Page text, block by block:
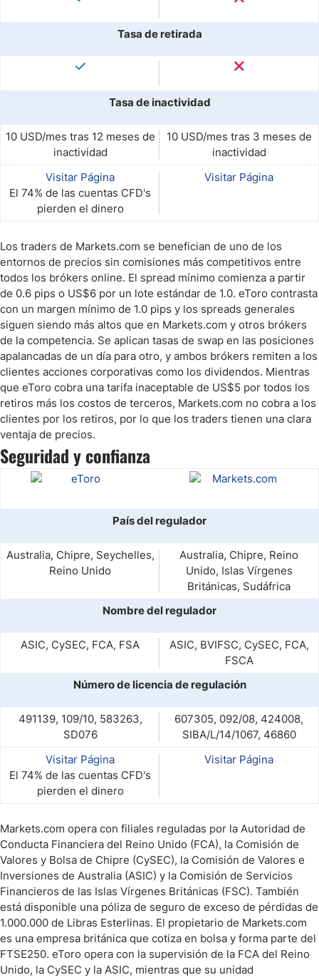
Tasa de retirada
Tasa de inactividad
10 USD/mes tras 12 meses de
inactividad
10 USD/mes tras 3 meses de
inactividad
Visitar Página
El 74% de las cuentas CFD's
pierden el dinero
Visitar Página
Los traders de Markets.com se benefician de uno de los
entornos de precios sin comisiones más competitivos entre
todos los brókers online. El spread mínimo comienza a partir
de 0.6 pips o US$6 por un lote estándar de 1.0. eToro contrasta
con un margen mínimo de 1.0 pips y los spreads generales
siguen siendo más altos que en Markets.com y otros brókers
de la competencia. Se aplican tasas de swap en las posiciones
apalancadas de un día para otro, y ambos brókers remiten a los
clientes acciones corporativas como los dividendos. Mientras
que eToro cobra una tarifa inaceptable de US$5 por todos los
retiros más los costos de terceros, Markets.com no cobra a los
clientes por los retiros, por lo que los traders tienen una clara
ventaja de precios.
Seguridad y confianza
País del regulador
Australia, Chipre, Seychelles,
Reino Unido
Australia, Chipre, Reino
Unido, Islas Vírgenes
Británicas, Sudáfrica
Nombre del regulador
ASIC, CySEC, FCA, FSA
ASIC, BVIFSC, CySEC, FCA,
FSCA
Número de licencia de regulación
491139, 109/10, 583263,
SD076
607305, 092/08, 424008,
SIBA/L/14/1067, 46860
Visitar Página
El 74% de las cuentas CFD's
pierden el dinero
Visitar Página
Markets.com opera con filiales reguladas por la Autoridad de
Conducta Financiera del Reino Unido (FCA), la Comisión de
Valores y Bolsa de Chipre (CySEC), la Comisión de Valores e
Inversiones de Australia (ASIC) y la Comisión de Servicios
Financieros de las Islas Vírgenes Británicas (FSC). También
está disponible una póliza de seguro de exceso de pérdidas de
1.000.000 de Libras Esterlinas. El propietario de Markets.com
es una empresa británica que cotiza en bolsa y forma parte del
FTSE250. eToro opera con la supervisión de la FCA del Reino
Unido, la CySEC y la ASIC, mientras que su unidad